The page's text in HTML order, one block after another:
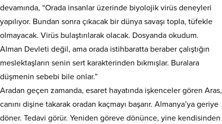
devamında, “Orada insanlar üzerinde biyolojik virüs deneyleri
yapılıyor. Bundan sonra çıkacak bir dünya savaşı topla, tüfekle
olmayacak. Virüs bulaştırılarak olacak. Dosyanda okudum.
Alman Devleti değil, ama orada istihbaratta beraber çalıştığın
meslektaşların senin sert karakterinden bıkmışlar. Buralara
düşmenin sebebi bile onlar.”
Aradan geçen zamanda, esaret hayatında işkenceler gören Aras,
canını dişine takarak oradan kaçmayı başarır. Almanya’ya geriye
döner. Tedavi görür. Yeniden göreve dönünce, yine kendisinden